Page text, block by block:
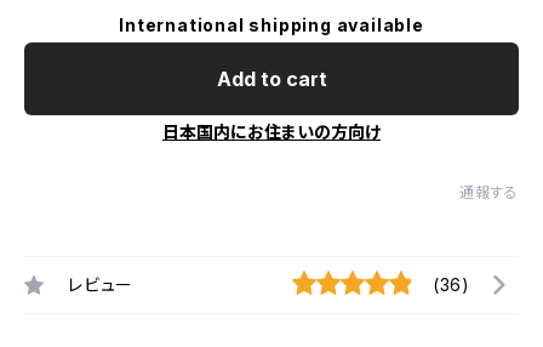
International shipping available
Add to cart
日本国内にお住まいの方向け
通報する
レビュー (36)